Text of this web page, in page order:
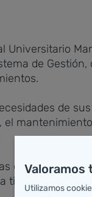
Universitario
de
de
del Servicio,
tienen
Valoramos
Utilizamos